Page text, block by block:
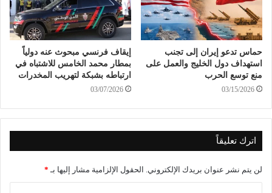
حماس تدعو إيران إلى تجنب
استهداف دول الخليج والعمل على
منع توسع الحرب
03/15/2026
إيقاف فرنسي مبحوث عنه دولياً
بمطار محمد الخامس للاشتباه في
ارتباطه بشبكة لتهريب المخدرات
03/07/2026
اترك تعليقاً
لن يتم نشر عنوان بريدك الإلكتروني. الحقول الإلزامية مشار إليها بـ *